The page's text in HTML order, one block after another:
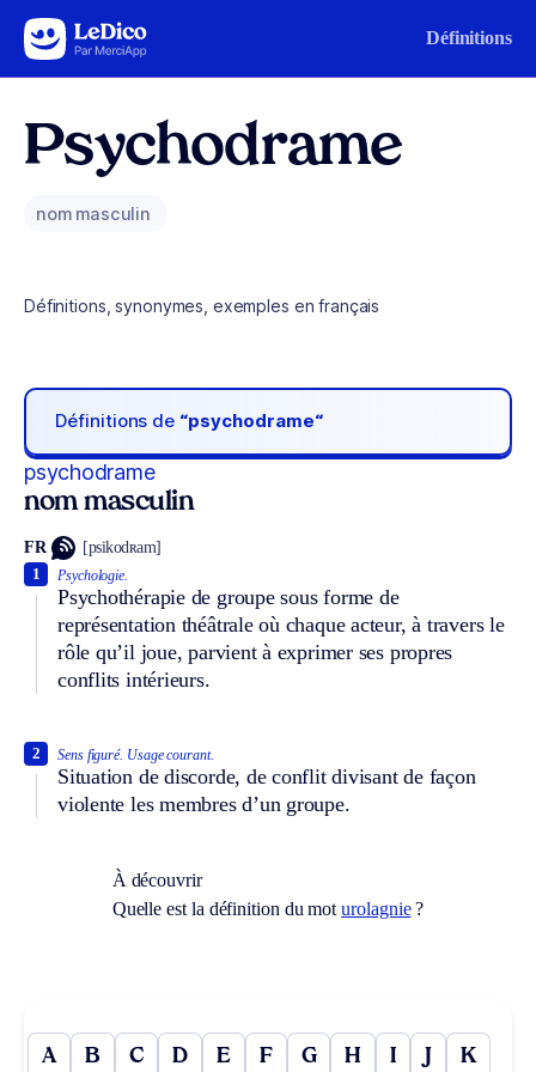
Aller au contenu Définitions
Psychodrame
nom masculin
Définitions, synonymes, exemples en français
Définitions de “psychodrame“
psychodrame
nom masculin
FR [psikodʀam]
Psychologie.
Psychothérapie de groupe sous forme de
représentation théâtrale où chaque acteur, à travers le
rôle qu’il joue, parvient à exprimer ses propres
conflits intérieurs.
1
Sens figuré. Usage courant.
Situation de discorde, de conflit divisant de façon
violente les membres d’un groupe.
2
À découvrir
Quelle est la définition du moturolagnie?
A B C D E F G H I J K